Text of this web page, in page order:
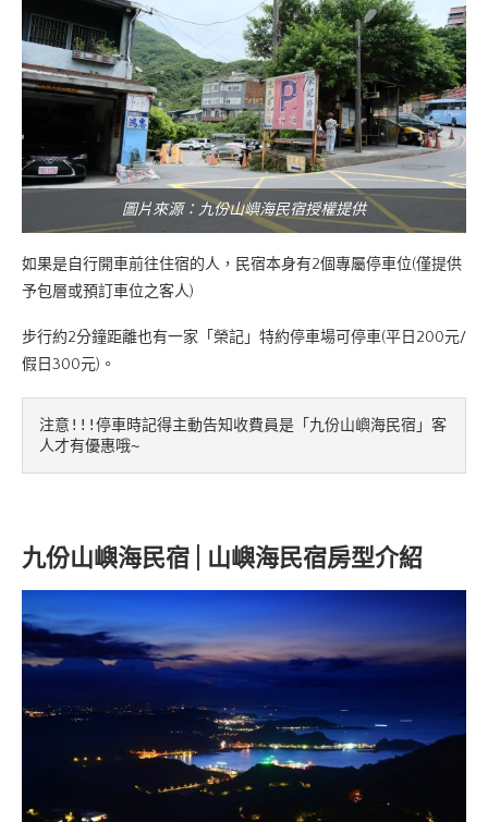
圖片來源：九份山嶼海民宿授權提供
如果是自行開車前往住宿的人，民宿本身有2個專屬停車位(僅提供
予包層或預訂車位之客人)
步行約2分鐘距離也有一家「榮記」特約停車場可停車(平日200元/
假日300元)。
注意!!!停車時記得主動告知收費員是「九份山嶼海民宿」客
人才有優惠哦~
九份山嶼海民宿 | 山嶼海民宿房型介紹